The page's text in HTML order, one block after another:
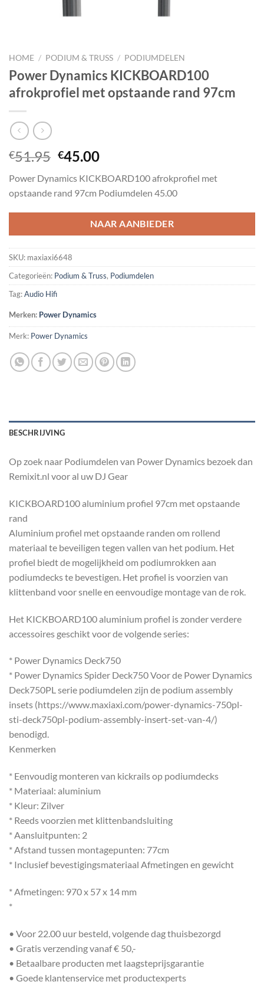
HOME / PODIUM & TRUSS / PODIUMDELEN
Power Dynamics KICKBOARD100
afrokprofiel met opstaande rand 97cm
€51.95 Oorspronkelijke
was:
€51.95.
€45.00Huidige
is:
€45.00.
Power Dynamics KICKBOARD100 afrokprofiel met
opstaande rand 97cm Podiumdelen 45.00
NAAR AANBIEDER
SKU: maxiaxi6648
Categorieën: Podium & Truss, Podiumdelen
Tag:Audio Hifi
Merken: Power Dynamics
Merk: Power Dynamics
BESCHRIJVING
Op zoek naar Podiumdelen van Power Dynamics bezoek dan
Remixit.nl voor al uw DJ Gear
KICKBOARD100 aluminium profiel 97cm met opstaande
rand
Aluminium profiel met opstaande randen om rollend
materiaal te beveiligen tegen vallen van het podium. Het
profiel biedt de mogelijkheid om podiumrokken aan
podiumdecks te bevestigen. Het profiel is voorzien van
klittenband voor snelle en eenvoudige montage van de rok.
Het KICKBOARD100 aluminium profiel is zonder verdere
accessoires geschikt voor de volgende series:
* Power Dynamics Deck750
* Power Dynamics Spider Deck750 Voor de Power Dynamics
Deck750PL serie podiumdelen zijn de podium assembly
insets (https://www.maxiaxi.com/power-dynamics-750pl-
sti-deck750pl-podium-assembly-insert-set-van-4/)
benodigd.
Kenmerken
* Eenvoudig monteren van kickrails op podiumdecks
* Materiaal: aluminium
* Kleur: Zilver
* Reeds voorzien met klittenbandsluiting
* Aansluitpunten: 2
* Afstand tussen montagepunten: 77cm
* Inclusief bevestigingsmateriaal Afmetingen en gewicht
* Afmetingen: 970 x 57 x 14 mm
*
• Voor 22.00 uur besteld, volgende dag thuisbezorgd
• Gratis verzending vanaf € 50,-
• Betaalbare producten met laagsteprijsgarantie
• Goede klantenservice met productexperts